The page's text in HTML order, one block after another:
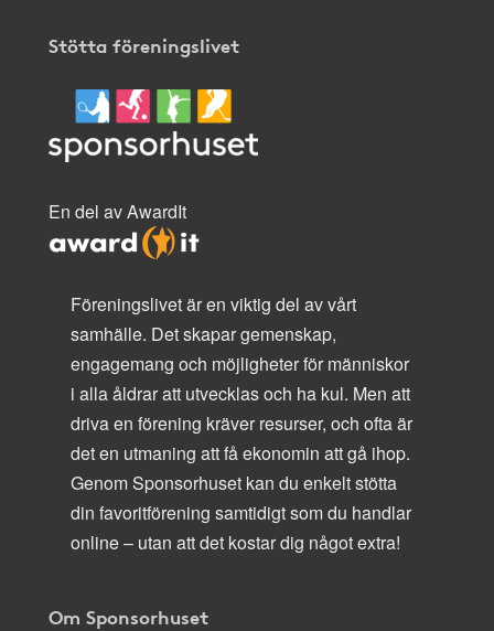
Stötta föreningslivet
En del av AwardIt
Föreningslivet är en viktig del av vårt
samhälle. Det skapar gemenskap,
engagemang och möjligheter för människor
i alla åldrar att utvecklas och ha kul. Men att
driva en förening kräver resurser, och ofta är
det en utmaning att få ekonomin att gå ihop.
Genom Sponsorhuset kan du enkelt stötta
din favoritförening samtidigt som du handlar
online – utan att det kostar dig något extra!
Om Sponsorhuset